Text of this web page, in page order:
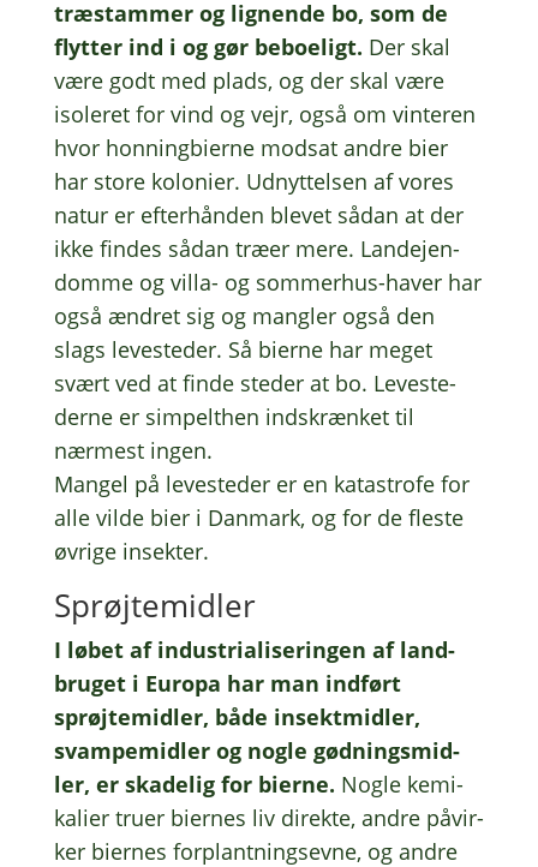
træstam­mer og lignen­de bo, som de
flyt­ter ind i og gør bebo­e­ligt. Der skal
være godt med plads, og der skal være
isole­ret for vind og vejr, også om vinte­r­en
hvor honning­bi­er­ne modsat andre bier
har store kolo­ni­er. Udnyt­tel­sen af vores
natur er efter­hån­den blevet sådan at der
ikke findes sådan træer mere. Lande­jen­
dom­me og villa- og sommer­hus-haver har
også ændret sig og mang­ler også den
slags leve­ste­der. Så bierne har meget
svært ved at finde steder at bo. Leve­ste­
der­ne er simpelt­hen indskræn­ket til
nærmest ingen.
Mangel på leve­ste­der er en kata­stro­fe for
alle vilde bier i Danmark, og for de fleste
øvrige insekter.
Sprøjte­mid­ler
I løbet af indu­stri­a­li­se­rin­gen af land­
bru­get i Europa har man indført
sprøjte­mid­ler, både insek­t­mid­ler,
svam­pe­mid­ler og nogle gødnings­mid­
ler, er skade­lig for bierne. Nogle kemi­
ka­li­er truer bier­nes liv direk­te, andre påvir­
ker bier­nes forplant­nings­ev­ne, og andre